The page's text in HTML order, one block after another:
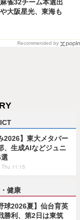
雀32チーム本選出
大阪星光、東海も
Recommended by
2026】東大メタバー
、生成AIなどジュニ
11:15
健康
球2026夏】仙台育英
勝利、第2日は東筑